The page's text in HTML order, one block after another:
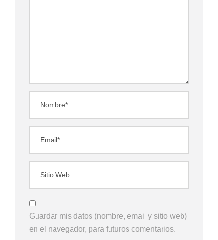
Guardar mis datos (nombre, email y sitio web)
en el navegador, para futuros comentarios.